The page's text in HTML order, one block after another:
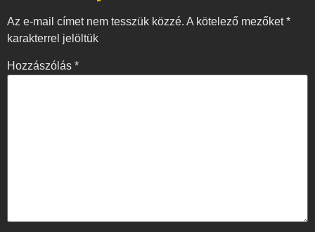
Az e-mail címet nem tesszük közzé. A kötelező mezőket*
karakterrel jelöltük
Hozzászólás *